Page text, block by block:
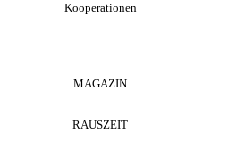
Kooperationen
MAGAZIN
RAUSZEIT